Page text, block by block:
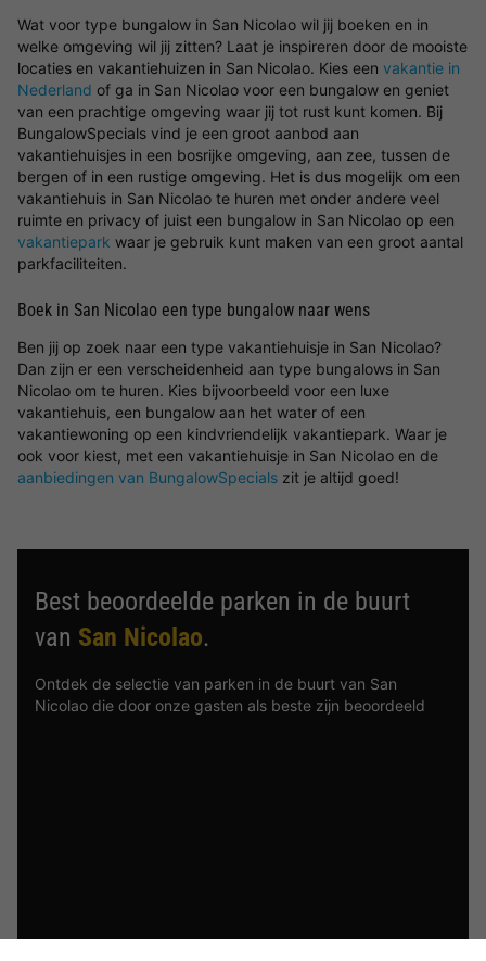
Wat voor type bungalow in San Nicolao wil jij boeken en in
welke omgeving wil jij zitten? Laat je inspireren door de mooiste
locaties en vakantiehuizen in San Nicolao. Kies een vakantie in
Nederland of ga in San Nicolao voor een bungalow en geniet
van een prachtige omgeving waar jij tot rust kunt komen. Bij
BungalowSpecials vind je een groot aanbod aan
vakantiehuisjes in een bosrijke omgeving, aan zee, tussen de
bergen of in een rustige omgeving. Het is dus mogelijk om een
vakantiehuis in San Nicolao te huren met onder andere veel
ruimte en privacy of juist een bungalow in San Nicolao op een
vakantiepark waar je gebruik kunt maken van een groot aantal
parkfaciliteiten.
Boek in San Nicolao een type bungalow naar wens
Ben jij op zoek naar een type vakantiehuisje in San Nicolao?
Dan zijn er een verscheidenheid aan type bungalows in San
Nicolao om te huren. Kies bijvoorbeeld voor een luxe
vakantiehuis, een bungalow aan het water of een
vakantiewoning op een kindvriendelijk vakantiepark. Waar je
ook voor kiest, met een vakantiehuisje in San Nicolao en de
aanbiedingen van BungalowSpecials zit je altijd goed!
Best beoordeelde parken in de buurt
van San Nicolao.
Ontdek de selectie van parken in de buurt van San
Nicolao die door onze gasten als beste zijn beoordeeld